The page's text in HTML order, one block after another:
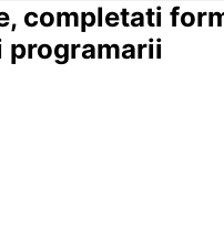
completati
programarii